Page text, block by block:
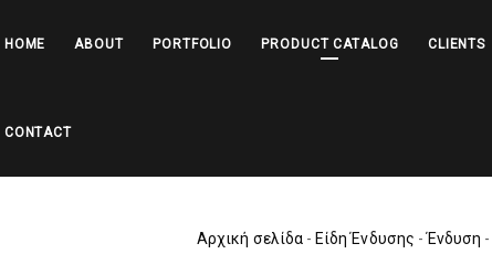
HOME ABOUT PORTFOLIO PRODUCT CATALOG CLIENTS
CONTACT
Αρχική σελίδα - Είδη Ένδυσης - Ένδυση -